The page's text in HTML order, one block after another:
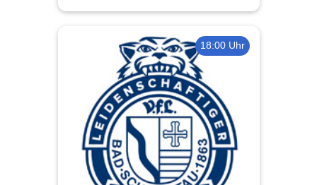
18:00 Uhr